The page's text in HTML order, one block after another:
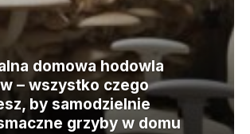
domowa hodowla
– wszystko czego
by samodzielnie
grzyby w domu